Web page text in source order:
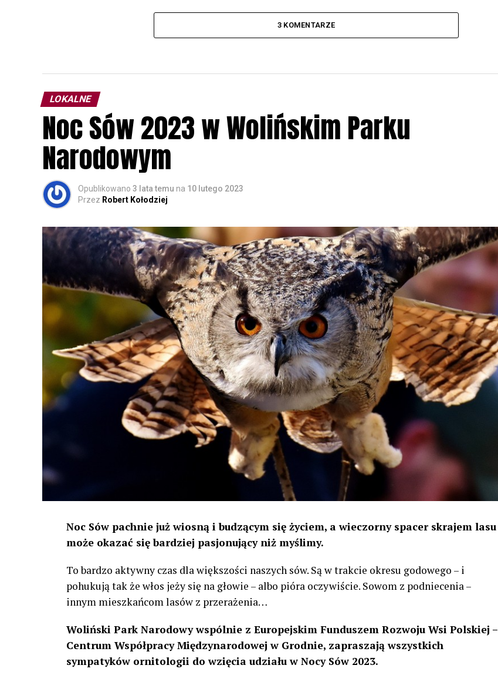
3 KOMENTARZE
LOKALNE
Noc Sów 2023 w Wolińskim Parku
Narodowym
Opublikowano 3 lata temu na 10 lutego 2023
Przez Robert Kołodziej
Noc Sów pachnie już wiosną i budzącym się życiem, a wieczorny spacer skrajem lasu
może okazać się bardziej pasjonujący niż myślimy.
To bardzo aktywny czas dla większości naszych sów. Są w trakcie okresu godowego – i
pohukują tak że włos jeży się na głowie – albo pióra oczywiście. Sowom z podniecenia –
innym mieszkańcom lasów z przerażenia…
Woliński Park Narodowy wspólnie z Europejskim Funduszem Rozwoju Wsi Polskiej –
Centrum Współpracy Międzynarodowej w Grodnie, zapraszają wszystkich
sympatyków ornitologii do wzięcia udziału w Nocy Sów 2023.